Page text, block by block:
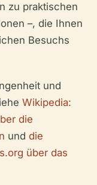
zu praktischen
–, die Ihnen
Besuchs
und
Wikipedia:
die
und die
über das